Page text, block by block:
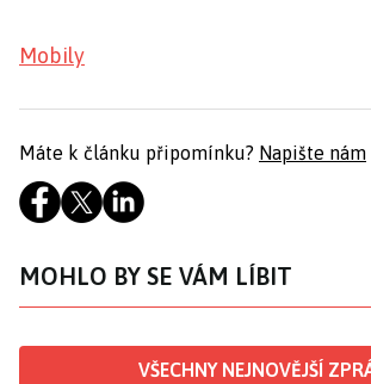
Mobily
Máte k článku připomínku? Napište nám
MOHLO BY SE VÁM LÍBIT
VŠECHNY NEJNOVĚJŠÍ